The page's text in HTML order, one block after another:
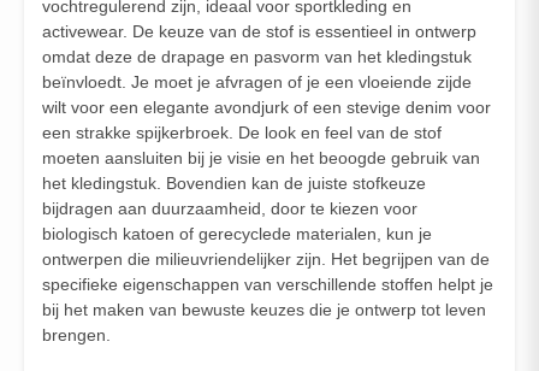
vochtregulerend zijn, ideaal voor sportkleding en
activewear. De keuze van de stof is essentieel in ontwerp
omdat deze de drapage en pasvorm van het kledingstuk
beïnvloedt. Je moet je afvragen of je een vloeiende zijde
wilt voor een elegante avondjurk of een stevige denim voor
een strakke spijkerbroek. De look en feel van de stof
moeten aansluiten bij je visie en het beoogde gebruik van
het kledingstuk. Bovendien kan de juiste stofkeuze
bijdragen aan duurzaamheid, door te kiezen voor
biologisch katoen of gerecyclede materialen, kun je
ontwerpen die milieuvriendelijker zijn. Het begrijpen van de
specifieke eigenschappen van verschillende stoffen helpt je
bij het maken van bewuste keuzes die je ontwerp tot leven
brengen.